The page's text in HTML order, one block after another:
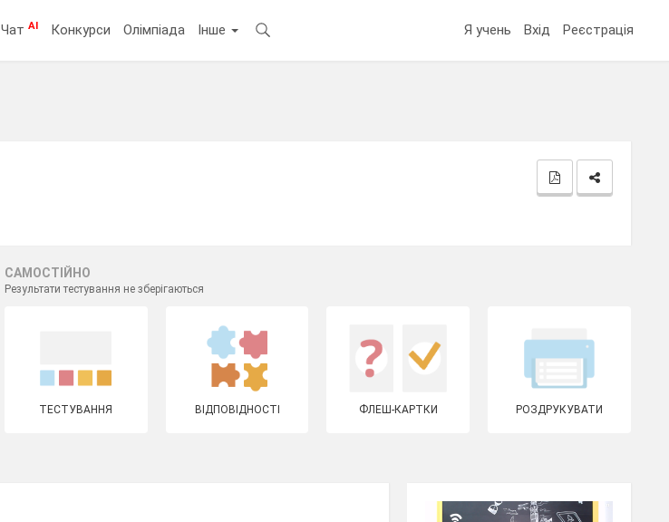
ЧатAI Конкурси Олімпіада Інше Я учень Вхід Реєстрація
САМОСТІЙНО
Результати тестування не зберігаються
ТЕСТУВАННЯ ВІДПОВІДНОСТІ ФЛЕШ-КАРТКИ РОЗДРУКУВАТИ